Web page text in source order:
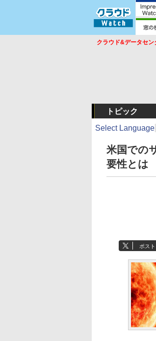
クラウド&データセン
トピック
Select Language
米国での
要性とは
ポスト